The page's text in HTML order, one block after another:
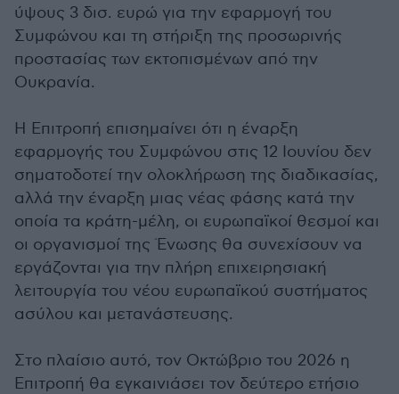
ύψους 3 δισ. ευρώ για την εφαρμογή του
Συμφώνου και τη στήριξη της προσωρινής
προστασίας των εκτοπισμένων από την
Ουκρανία.
Η Επιτροπή επισημαίνει ότι η έναρξη
εφαρμογής του Συμφώνου στις 12 Ιουνίου δεν
σηματοδοτεί την ολοκλήρωση της διαδικασίας,
αλλά την έναρξη μιας νέας φάσης κατά την
οποία τα κράτη-μέλη, οι ευρωπαϊκοί θεσμοί και
οι οργανισμοί της Ένωσης θα συνεχίσουν να
εργάζονται για την πλήρη επιχειρησιακή
λειτουργία του νέου ευρωπαϊκού συστήματος
ασύλου και μετανάστευσης.
Στο πλαίσιο αυτό, τον Οκτώβριο του 2026 η
Επιτροπή θα εγκαινιάσει τον δεύτερο ετήσιο